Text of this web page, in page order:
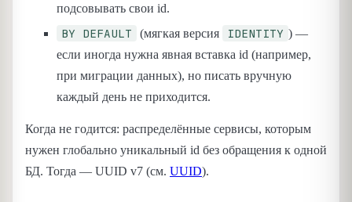
подсовывать свои id.
BY DEFAULT (мягкая версия IDENTITY ) —
если иногда нужна явная вставка id (например,
при миграции данных), но писать вручную
каждый день не приходится.
Когда не годится: распределённые сервисы, которым
нужен глобально уникальный id без обращения к одной
БД. Тогда — UUID v7 (см. UUID).